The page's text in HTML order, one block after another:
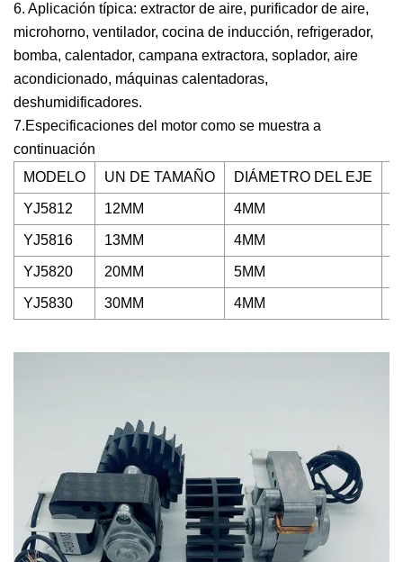
6. Aplicación típica: extractor de aire, purificador de aire,
microhorno, ventilador, cocina de inducción, refrigerador,
bomba, calentador, campana extractora, soplador, aire
acondicionado, máquinas calentadoras,
deshumidificadores.
7.Especificaciones del motor como se muestra a
continuación
MODELO
UN DE TAMAÑO DIÁMETRO DEL EJE
YJ5812 12MM 4MM
YJ5816 13MM 4MM
YJ5820 20MM 5MM
YJ5830 30MM 4MM